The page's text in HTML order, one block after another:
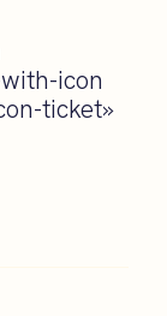
icon
ticket»